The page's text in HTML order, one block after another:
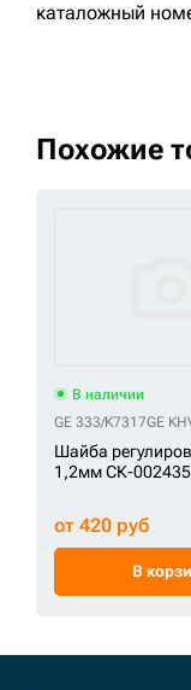
каталожный
Похожие
В наличии
GE 333/K7317GE
Шайба
1,2мм СК-
от 420 руб
В